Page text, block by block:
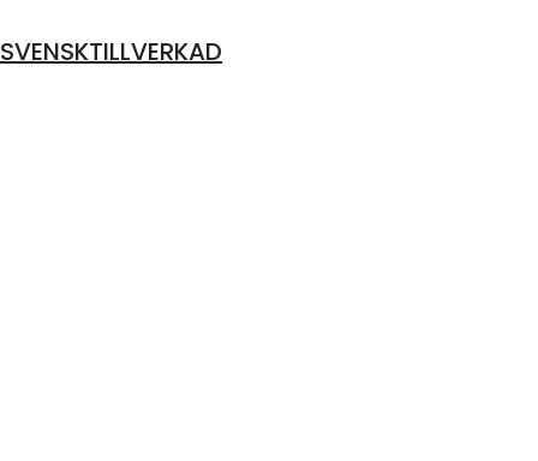
SVENSKTILLVERKAD